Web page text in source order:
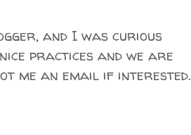
and I was curious
practices and we are
me an email if interested.